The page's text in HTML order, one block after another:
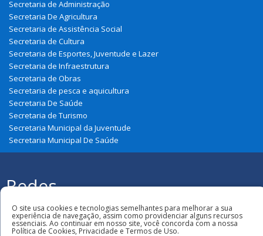
Secretaria de Administração
Secretaria De Agricultura
Secretaria de Assistência Social
Secretaria de Cultura
Secretaria de Esportes, Juventude e Lazer
Secretaria de Infraestrutura
Secretaria de Obras
Secretaria de pesca e aquicultura
Secretaria De Saúde
Secretaria de Turismo
Secretaria Municipal da Juventude
Secretaria Municipal De Saúde
Redes
Sociais
Municipal de Paulino Neves
O site usa cookies e tecnologias semelhantes para melhorar a sua
experiência de navegação, assim como providenciar alguns recursos
essenciais. Ao continuar em nosso site, você concorda com a nossa
Política de Cookies, Privacidade e Termos de Uso.